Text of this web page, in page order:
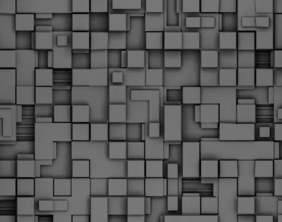
Το ΣτΕ απέρριψε οριστικά την προσφυγή της ΑΔΕΔΥ και ενός
εκπαιδευτικού για την επαναφορά των δώρων Χριστουγέννων,
Πάσχα και θερινής άδειας (13ος και 14ος μισθός) στους
εργαζόμενους του δημόσιου τομέα, κλείνοντας μια μακρά
διαμάχη δεκαετιών που αφορούσε τις μνημονιακές περικοπές.
Γνωστοποίηση έκδοσης οριστικών αποτελεσμάτων –
Παροχή οδηγιών.
► Δείτε/κατεβάστε την πολυαναμενόμενη εγκύκλιο του Υπ.
FEB
1
Με διαρροή 2 μέρες πριν την στάση εργασίας
ενημερώνει το ΣτΕ για την απόρριψη της επαναφοράς